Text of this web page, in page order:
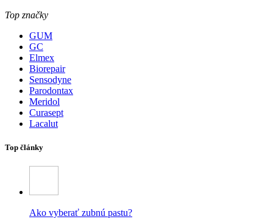
Top značky
GUM
GC
Elmex
Biorepair
Sensodyne
Parodontax
Meridol
Curasept
Lacalut
Top články
Ako vyberať zubnú pastu?